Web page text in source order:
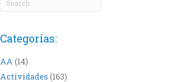
Categorías:
AA (14)
Actividades(163)